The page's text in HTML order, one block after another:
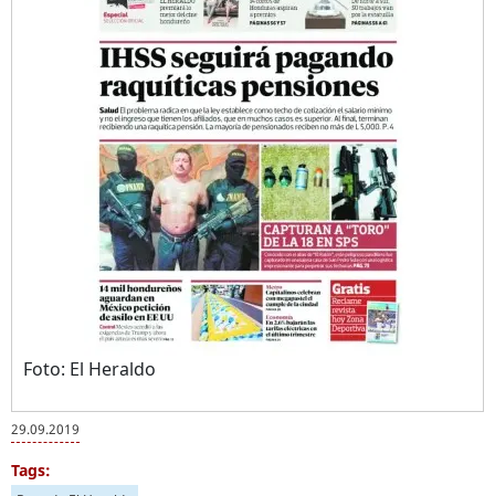
Foto: El Heraldo
29.09.2019
Tags: